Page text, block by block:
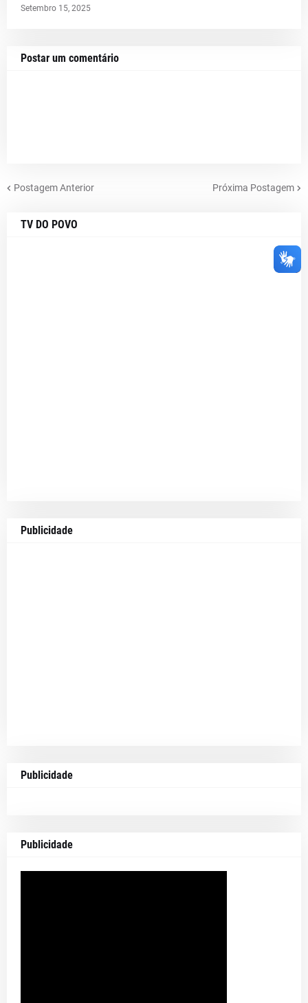
Setembro 15, 2025
Postar um comentário
Postagem Anterior Próxima Postagem
TV DO POVO
Publicidade
Publicidade
Publicidade